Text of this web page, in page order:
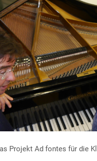
Projekt Ad fontes für die